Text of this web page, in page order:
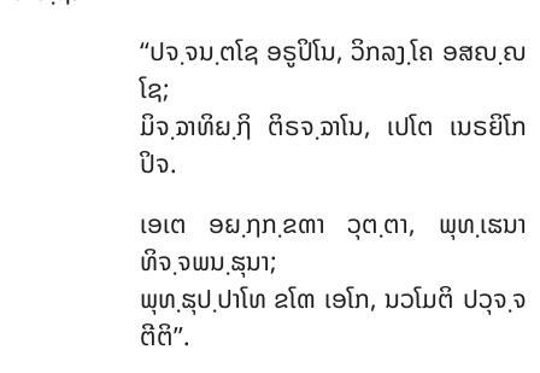
‘‘ປຈ຺ຈນ຺ຕໂຊ ອຣູປິໂນ, ວິກລງ຺ໂຄ ອສຎ຺ຎ
ໂຊ;
ມິຈ຺ຉາທິຏ຺ຐິ ຕິຣຈ຺ຉາໂນ, ເປໂຕ ເນຣຍິໂກ
ປິຈ.
ເອເຕ ອຏ຺ຐກ຺ຂຓາ ວຸຕ຺ຕາ, ພຸທ຺ເຘນາ
ທິຈ຺ຈພນ຺ຘຸນາ;
ພຸທ຺ຘຸປ຺ປາໂທ ຂໂຓ ເອໂກ, ນວໂມຕິ ປວຸຈ຺ຈ
ຕີຕິ’’.